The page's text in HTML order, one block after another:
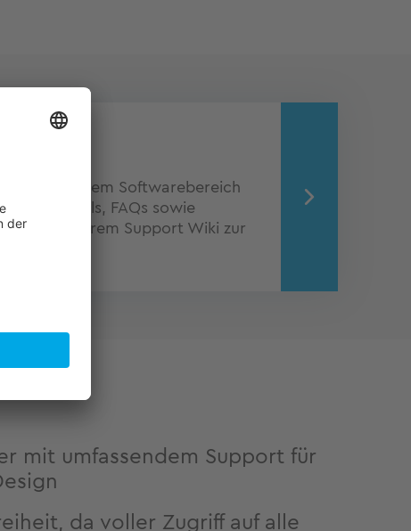
aus dem Softwarebereich
Tutorials, FAQs sowie
in unserem Support Wiki zur
mit umfassendem Support für
da voller Zugriff auf alle